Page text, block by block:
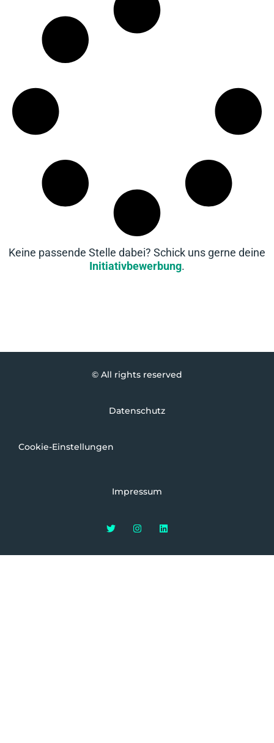
Keine passende Stelle dabei? Schick uns gerne deine
Initiativbewerbung.
© All rights reserved
Datenschutz
Cookie-Einstellungen
Impressum